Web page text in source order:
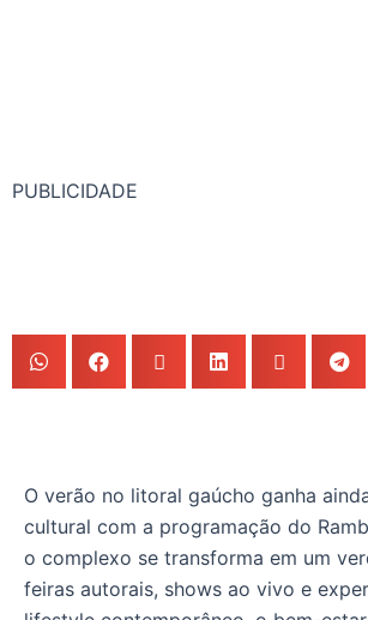
PUBLICIDADE
O verão no litoral gaúcho ganha
cultural com a programação do
o complexo se transforma em um
feiras autorais, shows ao vivo e